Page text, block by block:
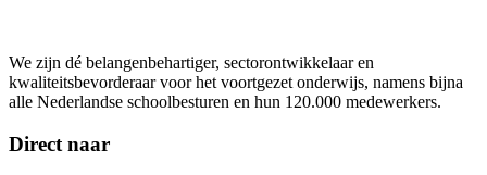
We zijn dé belangenbehartiger, sectorontwikkelaar en
kwaliteitsbevorderaar voor het voortgezet onderwijs, namens bijna
alle Nederlandse schoolbesturen en hun 120.000 medewerkers.
Direct naar